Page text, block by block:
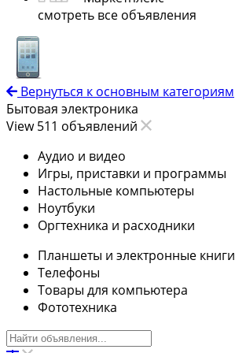
смотреть все объявления
Вернуться к основным категориям
Бытовая электроника
View 511 объявлений
Аудио и видео
Игры, приставки и программы
Настольные компьютеры
Ноутбуки
Оргтехника и расходники
Планшеты и электронные книги
Телефоны
Товары для компьютера
Фототехника